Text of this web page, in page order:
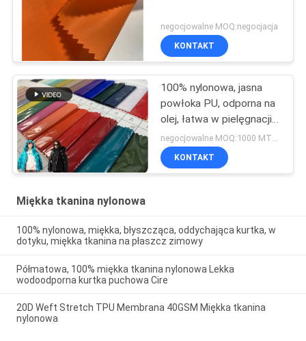
negocjowalne MOQ:negocjacja
KONTAKT
100% nylonowa, jasna
powłoka PU, odporna na
olej, łatwa w pielęgnacji
tkanina zimowa
KONTAKT
Miękka tkanina nylonowa
100% nylonowa, miękka, błyszcząca, oddychająca kurtka, w
dotyku, miękka tkanina na płaszcz zimowy
Półmatowa, 100% miękka tkanina nylonowa Lekka
wodoodporna kurtka puchowa Cire
20D Weft Stretch TPU Membrana 40GSM Miękka tkanina
nylonowa